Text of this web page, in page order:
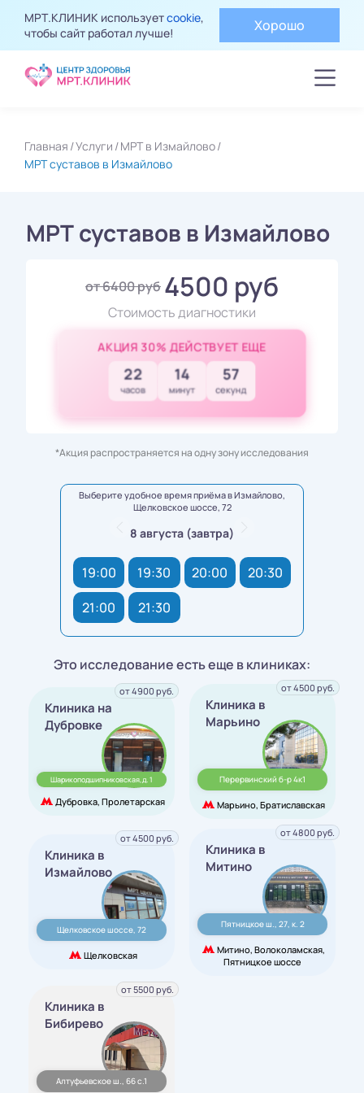
МРТ.КЛИНИК используетcookie,
чтобы сайт работал лучше!
Хорошо
Главная Услуги МРТ в Измайлово
МРТ суставов в Измайлово
МРТ суставов в Измайлово
от 6400 руб 4500 руб
Стоимость диагностики
АКЦИЯ 30% ДЕЙСТВУЕТ ЕЩЕ
22
часов
14
минут
56
секунд
*Акция распространяется на одну зону исследования
Выберите удобное время приёма в Измайлово,
Щелковское шоссе, 72
8 августа (завтра)
19:00 19:30 20:00
20:30
21:00
21:30
Это исследование есть еще в клиниках:
Клиника на
Дубровке
Шарикоподшипниковская,д. 1
Дубровка, Пролетарская
от 4900 руб.
Клиника в
Марьино
Перервинский б-р 4к1
Марьино, Братиславская
от 4500 руб.
Клиника в
Измайлово
Щелковское шоссе, 72
Щелковская
от 4500 руб.
Клиника в
Митино
Пятницкое ш., 27, к. 2
Митино, Волоколамская,
Пятницкое шоссе
от 4800 руб.
Клиника в
Бибирево
Алтуфьевское ш., 66 с.1
от 5500 руб.